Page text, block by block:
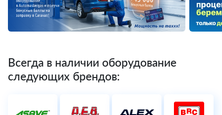
Всегда в наличии оборудование
следующих брендов: